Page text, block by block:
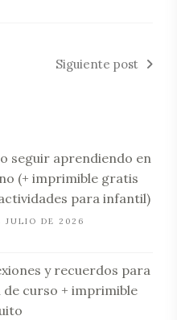
Siguiente post
seguir aprendiendo en
(+ imprimible gratis
para infantil)
JULIO DE 2026
y recuerdos para
de curso + imprimible